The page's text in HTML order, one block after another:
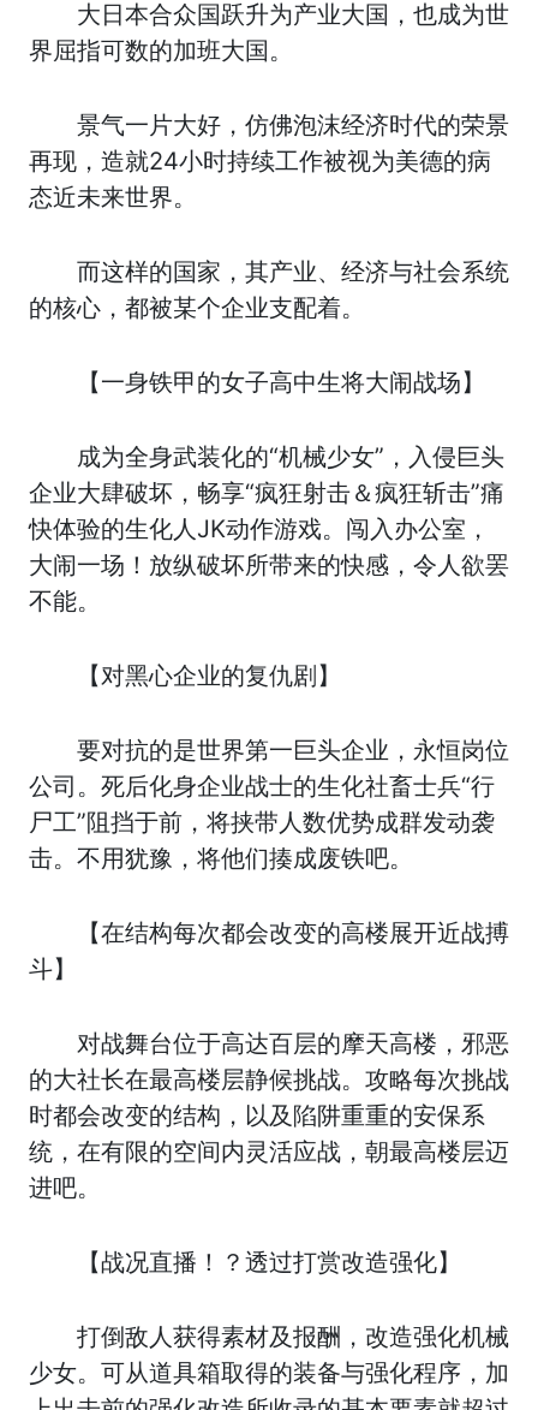
大日本合众国跃升为产业大国，也成为世
界屈指可数的加班大国。
景气一片大好，仿佛泡沫经济时代的荣景
再现，造就24小时持续工作被视为美德的病
态近未来世界。
而这样的国家，其产业、经济与社会系统
的核心，都被某个企业支配着。
【一身铁甲的女子高中生将大闹战场】
成为全身武装化的“机械少女”，入侵巨头
企业大肆破坏，畅享“疯狂射击＆疯狂斩击”痛
快体验的生化人JK动作游戏。闯入办公室，
大闹一场！放纵破坏所带来的快感，令人欲罢
不能。
【对黑心企业的复仇剧】
要对抗的是世界第一巨头企业，永恒岗位
公司。死后化身企业战士的生化社畜士兵“行
尸工”阻挡于前，将挟带人数优势成群发动袭
击。不用犹豫，将他们揍成废铁吧。
【在结构每次都会改变的高楼展开近战搏
斗】
对战舞台位于高达百层的摩天高楼，邪恶
的大社长在最高楼层静候挑战。攻略每次挑战
时都会改变的结构，以及陷阱重重的安保系
统，在有限的空间内灵活应战，朝最高楼层迈
进吧。
【战况直播！？透过打赏改造强化】
打倒敌人获得素材及报酬，改造强化机械
少女。可从道具箱取得的装备与强化程序，加